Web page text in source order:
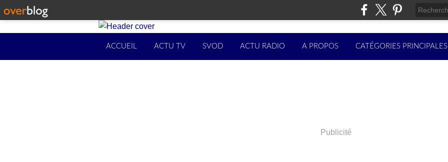
ACCUEIL ACTU TV SVOD ACTU RADIO A PROPOS CATÉGORIES PRINCIPALES
Publicité